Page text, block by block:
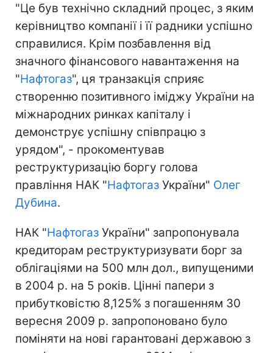
"Це був технічно складний процес, з яким
керівництво компанії і її радники успішно
справилися. Крім позбавлення від
значного фінансового навантаження на
"Нафтогаз", ця транзакція сприяє
створенню позитивного іміджу України на
міжнародних ринках капіталу і
демонструє успішну співпрацю з
урядом", - прокоментував
реструктуризацію боргу голова
правління НАК "Нафтогаз України" Олег
Дубина.
НАК "Нафтогаз України" запропонувала
кредиторам реструктуризувати борг за
облігаціями на 500 млн дол., випущеними
в 2004 р. на 5 років. Цінні папери з
прибутковістю 8,125% з погашенням 30
вересня 2009 р. запропоновано було
поміняти на нові гарантовані державою з